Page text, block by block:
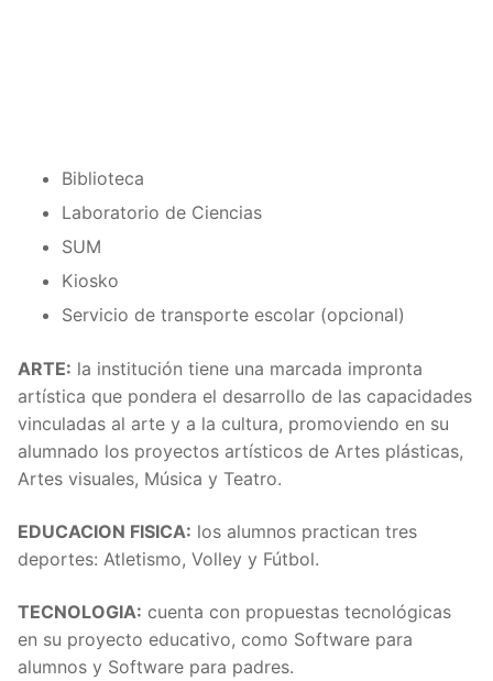
Biblioteca
Laboratorio de Ciencias
SUM
Kiosko
Servicio de transporte escolar (opcional)
ARTE: la institución tiene una marcada impronta
artística que pondera el desarrollo de las capacidades
vinculadas al arte y a la cultura, promoviendo en su
alumnado los proyectos artísticos de Artes plásticas,
Artes visuales, Música y Teatro.
EDUCACION FISICA: los alumnos practican tres
deportes: Atletismo, Volley y Fútbol.
TECNOLOGIA: cuenta con propuestas tecnológicas
en su proyecto educativo, como Software para
alumnos y Software para padres.